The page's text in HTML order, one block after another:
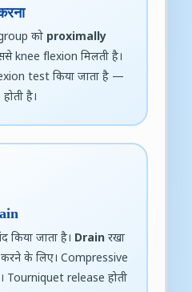
को proximally
knee flexion मिलती है।
test किया जाता है —
है।
किया जाता है। Drain रखा
के लिए। Compressive
Tourniquet release होती